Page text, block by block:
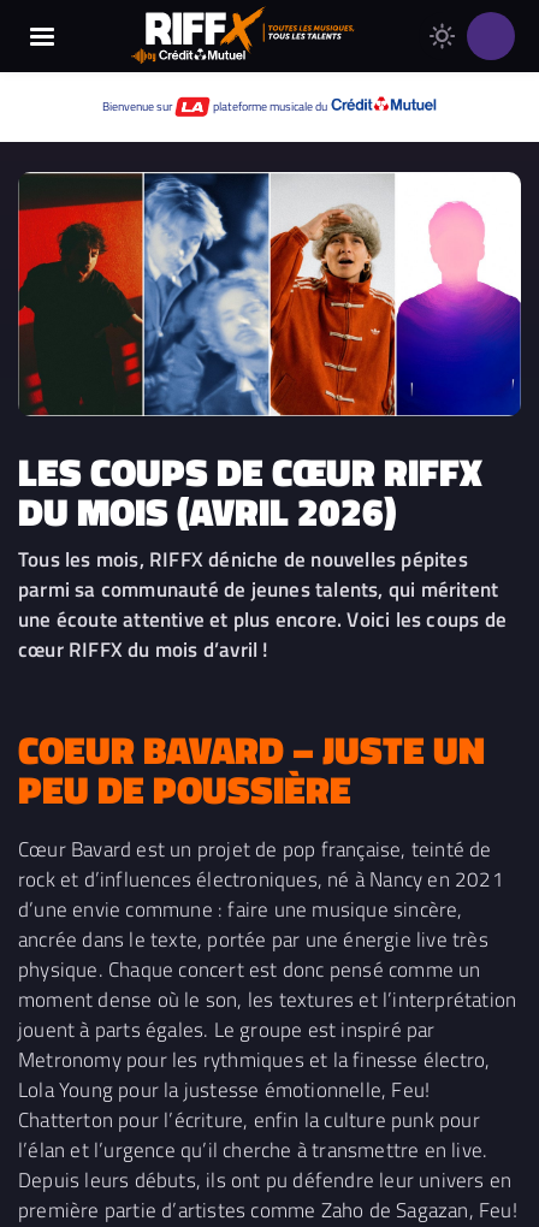
Bienvenue sur plateforme musicale du
Changer
de
RIFFX
Thème
clair
LES COUPS DE CŒUR RIFFX
DU MOIS (AVRIL 2026)
Tous les mois, RIFFX déniche de nouvelles pépites
parmi sa communauté de jeunes talents, qui méritent
une écoute attentive et plus encore. Voici les coups de
cœur RIFFX du mois d’avril !
COEUR BAVARD – JUSTE UN
PEU DE POUSSIÈRE
Cœur Bavard est un projet de pop française, teinté de
rock et d’influences électroniques, né à Nancy en 2021
d’une envie commune : faire une musique sincère,
ancrée dans le texte, portée par une énergie live très
physique. Chaque concert est donc pensé comme un
moment dense où le son, les textures et l’interprétation
jouent à parts égales. Le groupe est inspiré par
Metronomy pour les rythmiques et la finesse électro,
Lola Young pour la justesse émotionnelle, Feu!
Chatterton pour l’écriture, enfin la culture punk pour
l’élan et l’urgence qu’il cherche à transmettre en live.
Depuis leurs débuts, ils ont pu défendre leur univers en
première partie d’artistes comme Zaho de Sagazan, Feu!